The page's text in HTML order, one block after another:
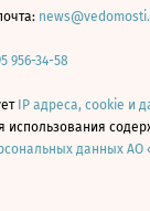
956-34-58
IP адреса, cookie и
использования
данных АО